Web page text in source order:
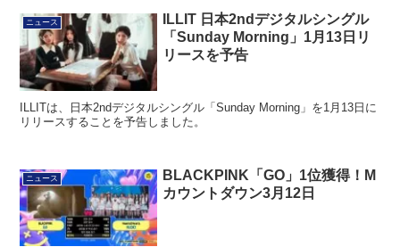
ニュース
ILLIT 日本2ndデジタルシングル
「Sunday Morning」1月13日リ
リースを予告
ILLITは、日本2ndデジタルシングル「Sunday Morning」を1月13日に
リリースすることを予告しました。
ニュース
BLACKPINK「GO」1位獲得！M
カウントダウン3月12日